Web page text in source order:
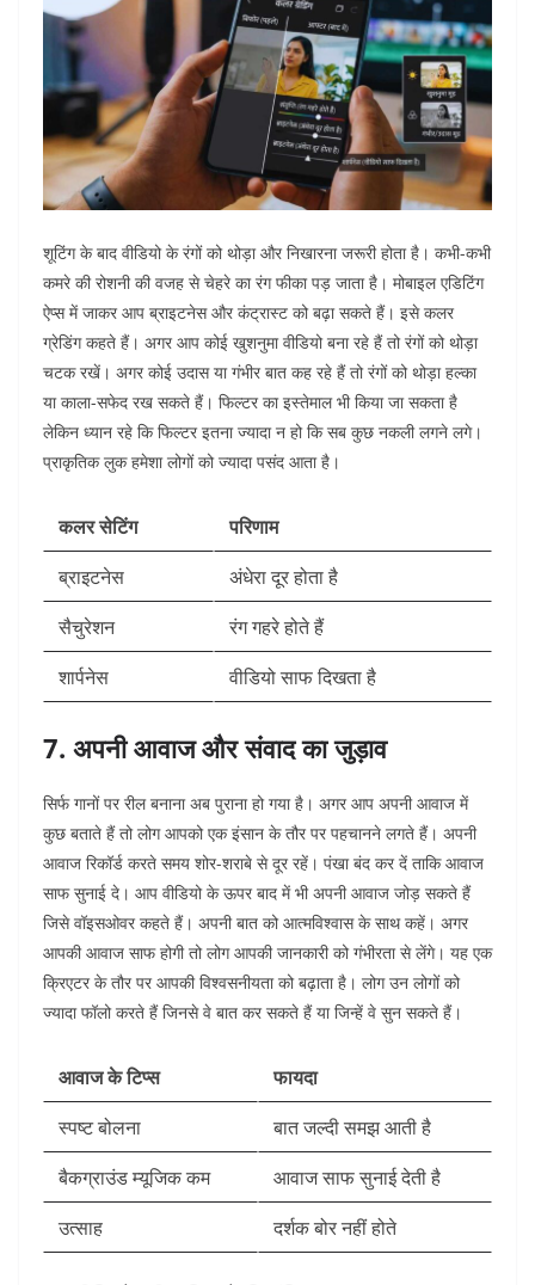
शूटिंग के बाद वीडियो के रंगों को थोड़ा और निखारना जरूरी होता है। कभी-कभी
कमरे की रोशनी की वजह से चेहरे का रंग फीका पड़ जाता है। मोबाइल एडिटिंग
ऐप्स में जाकर आप ब्राइटनेस और कंट्रास्ट को बढ़ा सकते हैं। इसे कलर
ग्रेडिंग कहते हैं। अगर आप कोई खुशनुमा वीडियो बना रहे हैं तो रंगों को थोड़ा
चटक रखें। अगर कोई उदास या गंभीर बात कह रहे हैं तो रंगों को थोड़ा हल्का
या काला-सफेद रख सकते हैं। फिल्टर का इस्तेमाल भी किया जा सकता है
लेकिन ध्यान रहे कि फिल्टर इतना ज्यादा न हो कि सब कुछ नकली लगने लगे।
प्राकृतिक लुक हमेशा लोगों को ज्यादा पसंद आता है।
कलर सेटिंग
परिणाम
ब्राइटनेस
अंधेरा दूर होता है
सैचुरेशन
रंग गहरे होते हैं
शार्पनेस
वीडियो साफ दिखता है
7. अपनी आवाज और संवाद का जुड़ाव
सिर्फ गानों पर रील बनाना अब पुराना हो गया है। अगर आप अपनी आवाज में
कुछ बताते हैं तो लोग आपको एक इंसान के तौर पर पहचानने लगते हैं। अपनी
आवाज रिकॉर्ड करते समय शोर-शराबे से दूर रहें। पंखा बंद कर दें ताकि आवाज
साफ सुनाई दे। आप वीडियो के ऊपर बाद में भी अपनी आवाज जोड़ सकते हैं
जिसे वॉइसओवर कहते हैं। अपनी बात को आत्मविश्वास के साथ कहें। अगर
आपकी आवाज साफ होगी तो लोग आपकी जानकारी को गंभीरता से लेंगे। यह एक
क्रिएटर के तौर पर आपकी विश्वसनीयता को बढ़ाता है। लोग उन लोगों को
ज्यादा फॉलो करते हैं जिनसे वे बात कर सकते हैं या जिन्हें वे सुन सकते हैं।
आवाज के टिप्स
फायदा
स्पष्ट बोलना
बात जल्दी समझ आती है
बैकग्राउंड म्यूजिक कम
आवाज साफ सुनाई देती है
उत्साह
दर्शक बोर नहीं होते